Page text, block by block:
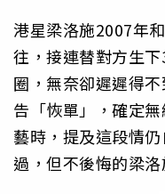
港星梁洛施2007年
往，接連替對方生
圈，無奈卻遲遲得
告「恢單」，確定
藝時，提及這段情
過，但不後悔的梁洛